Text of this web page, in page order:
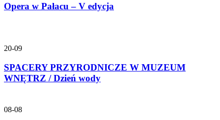
Opera w Pałacu – V edycja
20-09
SPACERY PRZYRODNICZE W MUZEUM
WNĘTRZ / Dzień wody
08-08